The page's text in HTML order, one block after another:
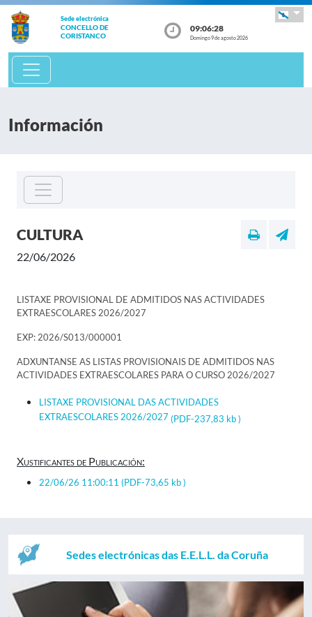
Sede electrónica
CONCELLO DE
CORISTANCO
09:06:28
Domingo 9 de agosto 2026
Información
CULTURA
22/06/2026
LISTAXE PROVISIONAL DE ADMITIDOS NAS ACTIVIDADES
EXTRAESCOLARES 2026/2027
EXP: 2026/S013/000001
ADXUNTANSE AS LISTAS PROVISIONAIS DE ADMITIDOS NAS
ACTIVIDADES EXTRAESCOLARES PARA O CURSO 2026/2027
LISTAXE PROVISIONAL DAS ACTIVIDADES
EXTRAESCOLARES 2026/2027 (PDF-237,83 kb )
Xustificantes de Publicación:
22/06/26 11:00:11 (PDF-73,65 kb )
Sedes electrónicas das E.E.L.L. da Coruña